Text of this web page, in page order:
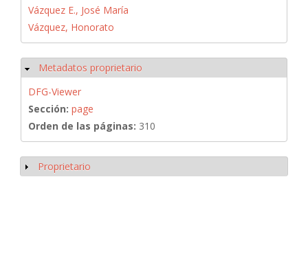
Vázquez E., José María
Vázquez, Honorato
Ocultar
Metadatos proprietario
DFG-Viewer
Sección: page
Orden de las páginas: 310
Mostrar
Proprietario